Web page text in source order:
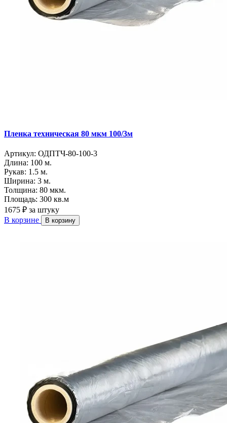
Пленка техническая 80 мкм 100/3м
Артикул: ОДПТЧ-80-100-3
Длина: 100 м.
Рукав: 1.5 м.
Ширина: 3 м.
Толщина: 80 мкм.
Площадь: 300 кв.м
1675 ₽ за штуку
В корзине
В корзину